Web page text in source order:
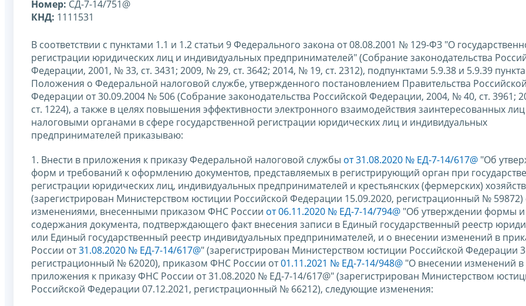
Номер: СД-7-14/751@
КНД: 1111531
В соответствии с пунктами 1.1 и 1.2 статьи 9 Федерального закона от 08.08.2001 № 129-ФЗ "О
регистрации юридических лиц и индивидуальных предпринимателей" (Собрание законодательства
Федерации, 2001, № 33, ст. 3431; 2009, № 29, ст. 3642; 2014, № 19, ст. 2312), подпунктами 5.9.38 и 5.9.39
Положения о Федеральной налоговой службе, утвержденного постановлением Правительства Российской
Федерации от 30.09.2004 № 506 (Собрание законодательства Российской Федерации, 2004, № 40, ст. 3961;
ст. 1224), а также в целях повышения эффективности электронного взаимодействия заинтересованных лиц
налоговыми органами в сфере государственной регистрации юридических лиц и индивидуальных
предпринимателей приказываю:
1. Внести в приложения к приказу Федеральной налоговой службы от 31.08.2020 № ЕД-7-14/617@ "Об
форм и требований к оформлению документов, представляемых в регистрирующий орган при
регистрации юридических лиц, индивидуальных предпринимателей и крестьянских (фермерских)
(зарегистрирован Министерством юстиции Российской Федерации 15.09.2020, регистрационный № 59872)
изменениями, внесенными приказом ФНС России от 06.11.2020 № ЕД-7-14/794@ "Об утверждении формы и
содержания документа, подтверждающего факт внесения записи в Единый государственный реестр
или Единый государственный реестр индивидуальных предпринимателей, и о внесении изменений в
России от31.08.2020 № ЕД-7-14/617@" (зарегистрирован Министерством юстиции Российской Федерации
регистрационный № 62020), приказом ФНС России от01.11.2021 № ЕД-7-14/948@ "О внесении изменений в
приложения к приказу ФНС России от 31.08.2020 № ЕД-7-14/617@" (зарегистрирован Министерством
Российской Федерации 07.12.2021, регистрационный № 66212), следующие изменения: